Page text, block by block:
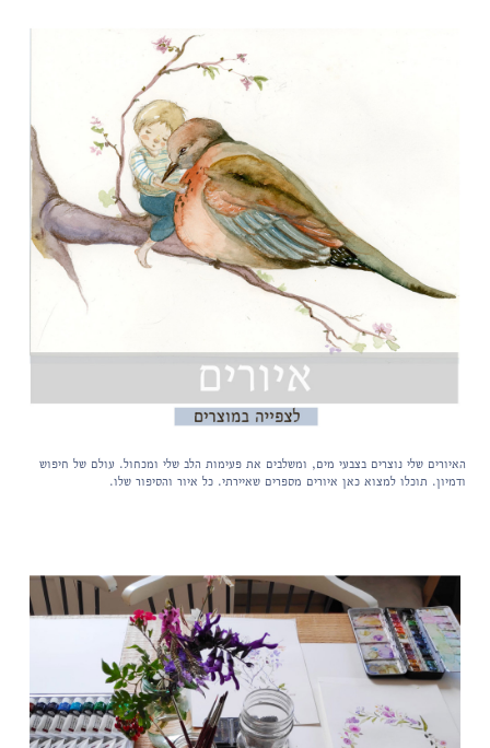
האיורים שלי נוצרים בצבעי מים, ומשלבים את פעימות הלב שלי ומכחול. עולם של חיפוש
ודמיון. תוכלו למצוא כאן איורים מספרים שאיירתי. כל איור והסיפור שלו.